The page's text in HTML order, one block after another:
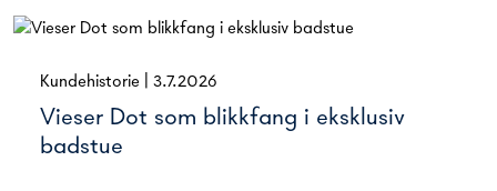
Kundehistorie 3.7.2026
Vieser Dot som blikkfang i eksklusiv
badstue